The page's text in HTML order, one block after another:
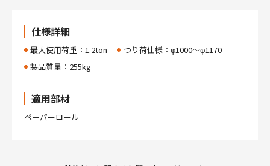
仕様詳細
最大使用荷重：1.2ton
つり荷仕様：φ1000～φ1170
製品質量：255kg
適用部材
ペーパーロール